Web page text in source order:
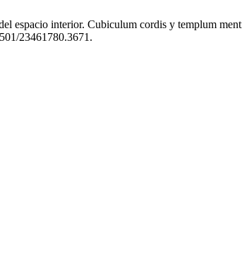
espacio interior. Cubiculum cordis y templum
23461780.3671.